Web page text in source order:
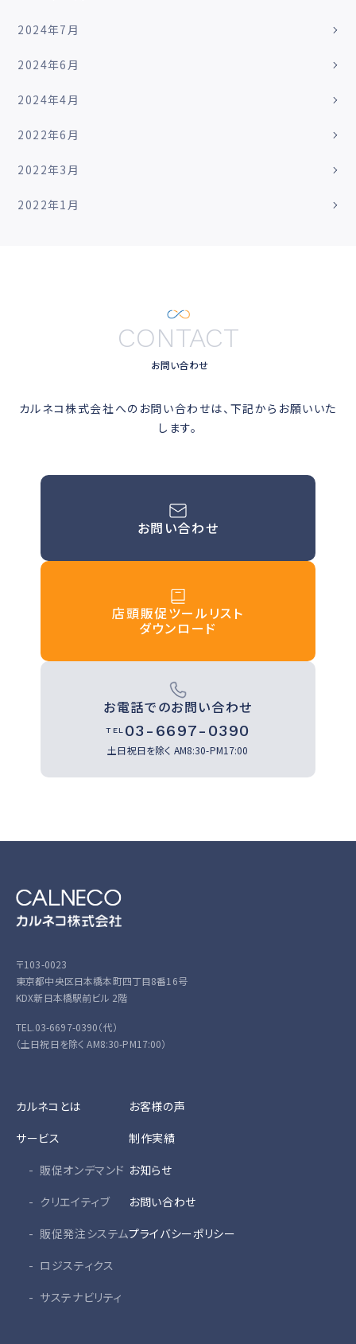
2024年7月
2024年6月
2024年4月
2022年6月
2022年3月
2022年1月
CONTACT
お問い合わせ
カルネコ株式会社へのお問い合わせは、下記からお願いいた
します。
お問い合わせ
店頭販促ツールリスト
ダウンロード
お電話でのお問い合わせ
TEL 03-6697-0390
土日祝日を除く AM8:30-PM17:00
〒103-0023
東京都中央区日本橋本町四丁目8番16号
KDX新日本橋駅前ビル 2階
TEL.03-6697-0390（代）
（土日祝日を除く AM8:30-PM17:00）
カルネコとは
サービス
販促オンデマンド
クリエイティブ
販促発注システム
ロジスティクス
サステナビリティ
お客様の声
制作実績
お知らせ
お問い合わせ
プライバシーポリシー